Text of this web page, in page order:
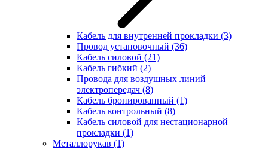
Кабель для внутренней прокладки (3)
Провод установочный (36)
Кабель силовой (21)
Кабель гибкий (2)
Провода для воздушных линий
электропередач (8)
Кабель бронированный (1)
Кабель контрольный (8)
Кабель силовой для нестационарной
прокладки (1)
Металлорукав (1)